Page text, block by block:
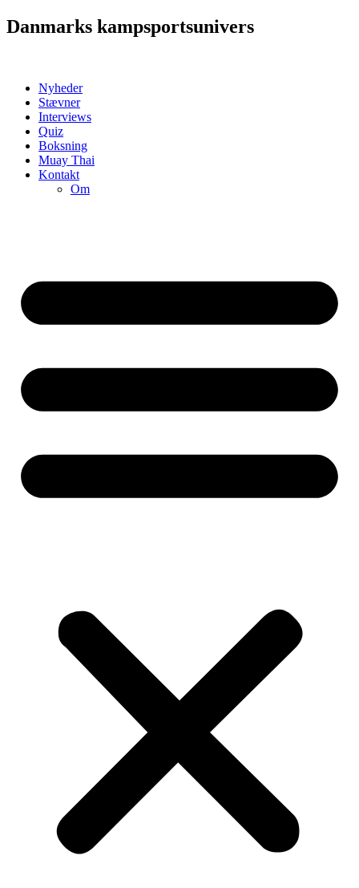
Videre
til
Danmarks kampsportsunivers
Nyheder
Stævner
Interviews
Quiz
Boksning
Muay Thai
Kontakt
Om